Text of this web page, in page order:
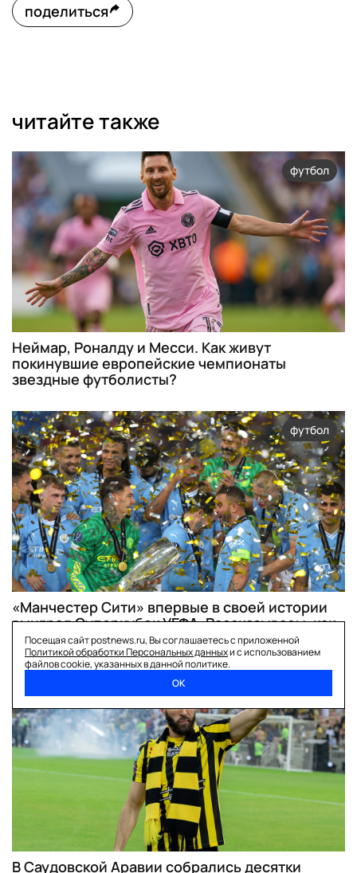
поделиться
читайте также
футбол
Неймар, Роналду и Месси. Как живут
покинувшие европейские чемпионаты
звездные футболисты?
футбол
«Манчестер Сити» впервые в своей истории
выиграл Суперкубок УЕФА. Рассказываем, как
это было
В Саудовской Аравии собрались десятки
Посещая сайт postnews.ru, Вы соглашаетесь с приложенной
Политикой обработки Персональных данныхи с использованием
файлов cookie, указанных в данной политике.
ОК